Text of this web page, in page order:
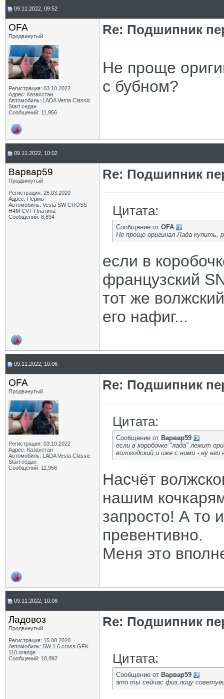
09.11.2022, 09:52
OFA
Продвинутый
Регистрация: 03.10.2022
Адрес: Казахстан
Автомобиль: LADA Vesta Classic
Start седан
Сообщений: 11,956
Re: Подшипник
Не проще
с бубном?
09.11.2022, 10:02
Варвар59
Продвинутый
Регистрация: 26.03.2020
Адрес: Пермь
Автомобиль: Vesta SW CROSS
H4M CVT Платина
Сообщений: 8,894
Re: Подшипник
Цитата:
Сообщение от OFA
Не проще оригинал Лада купить,
если в
французский
тот же
его нафиг...
09.11.2022, 10:06
OFA
Продвинутый
Регистрация: 03.10.2022
Адрес: Казахстан
Автомобиль: LADA Vesta Classic
Start седан
Сообщений: 11,956
Re: Подшипник
Цитата:
Сообщение от Варвар59
если в коробочке "лада" лежит
вологодский и иже с ними - ну его
Насчёт
нашим
запросто! А то
превентивно.
Меня это
09.11.2022, 10:08
Ладовоз
Продвинутый
Регистрация: 15.08.2020
Автомобиль: SW 1.6 cross GFK
110 orange
Сообщений: 18,892
Re: Подшипник
Цитата:
Сообщение от Варвар59
это ты сейчас физ.лицу